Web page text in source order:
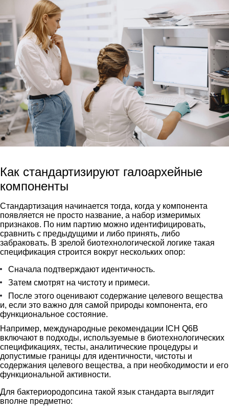
Как стандартизируют галоархейные
компоненты
Стандартизация начинается тогда, когда у компонента
появляется не просто название, а набор измеримых
признаков. По ним партию можно идентифицировать,
сравнить с предыдущими и либо принять, либо
забраковать. В зрелой биотехнологической логике такая
спецификация строится вокруг нескольких опор:
Сначала подтверждают идентичность.
Затем смотрят на чистоту и примеси.
После этого оценивают содержание целевого вещества
и, если это важно для самой природы компонента, его
функциональное состояние.
Например, международные рекомендации ICH Q6B
включают в подходы, используемые в биотехнологических
спецификациях, тесты, аналитические процедуры и
допустимые границы для идентичности, чистоты и
содержания целевого вещества, а при необходимости и его
функциональной активности.
Для бактериородопсина такой язык стандарта выглядит
вполне предметно: